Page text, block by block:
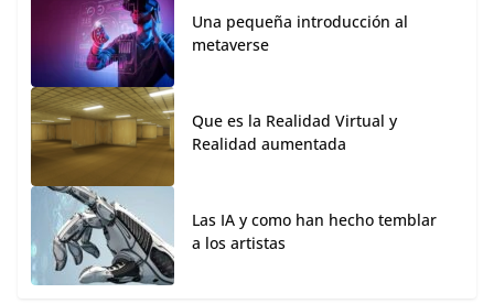
Una pequeña introducción al
metaverse
Que es la Realidad Virtual y
Realidad aumentada
Las IA y como han hecho temblar
a los artistas